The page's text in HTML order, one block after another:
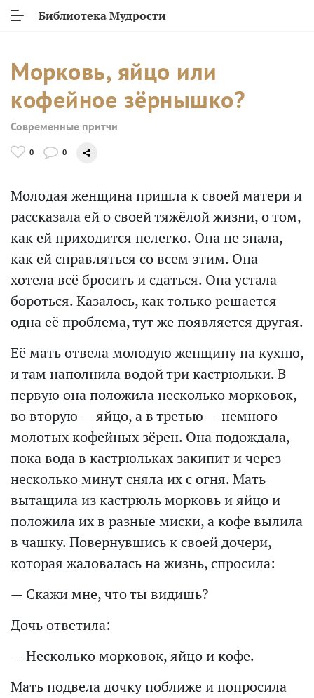
Библиотека Мудрости
Морковь, яйцо или
кофейное зёрнышко?
Современные притчи
0 0
Молодая женщина пришла к своей матери и
рассказала ей о своей тяжёлой жизни, о том,
как ей приходится нелегко. Она не знала,
как ей справляться со всем этим. Она
хотела всё бросить и сдаться. Она устала
бороться. Казалось, как только решается
одна её проблема, тут же появляется другая.
Её мать отвела молодую женщину на кухню,
и там наполнила водой три кастрюльки. В
первую она положила несколько морковок,
во вторую — яйцо, а в третью — немного
молотых кофейных зёрен. Она подождала,
пока вода в кастрюльках закипит и через
несколько минут сняла их с огня. Мать
вытащила из кастрюль морковь и яйцо и
положила их в разные миски, а кофе вылила
в чашку. Повернувшись к своей дочери,
которая жаловалась на жизнь, спросила:
— Скажи мне, что ты видишь?
Дочь ответила:
— Несколько морковок, яйцо и кофе.
Мать подвела дочку поближе и попросила